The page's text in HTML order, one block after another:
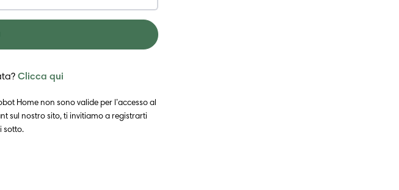
Clicca qui
Home non sono valide per l’accesso al
sul nostro sito, ti invitiamo a registrarti
sotto.